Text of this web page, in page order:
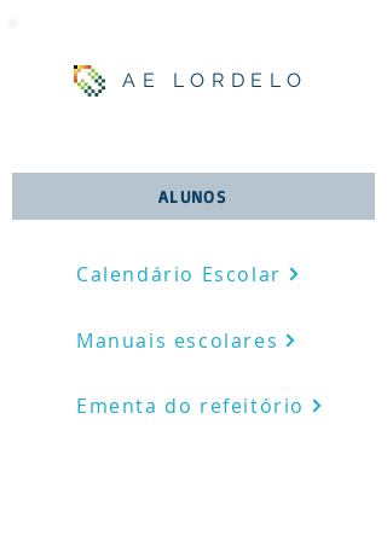
AE LORDELO
ALUNOS
Calendário Escolar
Manuais escolares
Ementa do refeitório